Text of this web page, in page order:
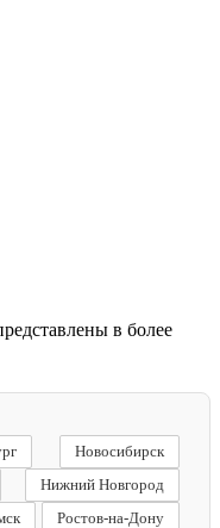
в более
Новосибирск
Нижний Новгород
Ростов-на-Дону